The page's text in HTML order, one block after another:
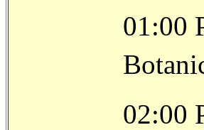
01:00
02:00